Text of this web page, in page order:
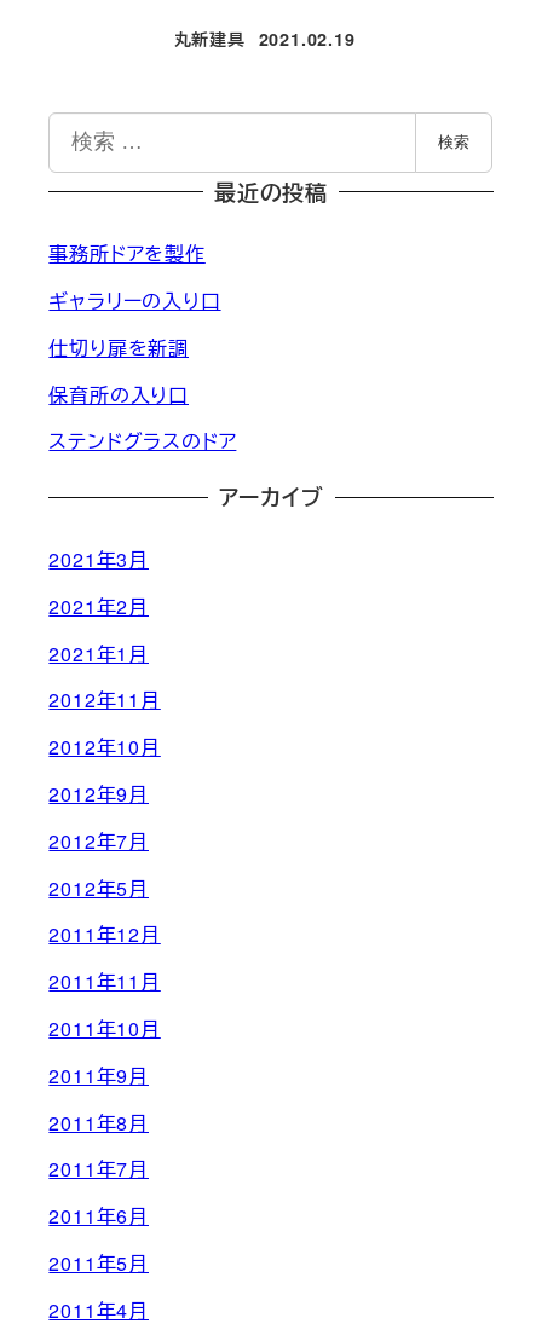
丸新建具
投稿日
2021.02.19
索
検索
最近の投稿
事務所ドアを製作
ギャラリーの入り口
仕切り扉を新調
保育所の入り口
ステンドグラスのドア
アーカイブ
2021年3月
2021年2月
2021年1月
2012年11月
2012年10月
2012年9月
2012年7月
2012年5月
2011年12月
2011年11月
2011年10月
2011年9月
2011年8月
2011年7月
2011年6月
2011年5月
2011年4月